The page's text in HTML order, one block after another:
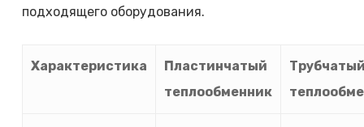
подходящего оборудования.
Характеристика
Пластинчатый
теплообменник